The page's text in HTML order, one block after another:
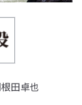
田卓也